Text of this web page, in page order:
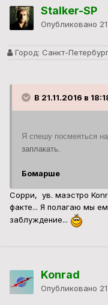
Stalker-SP
Опубликовано
Город: Санкт-
В 21.11.2016 в
Я спешу посмеяться
заплакать.
Пьер-
Бомарше
Сорри, ув. маэстро
факте... Я полагаю мы
заблуждение...
Konrad
Опубликовано